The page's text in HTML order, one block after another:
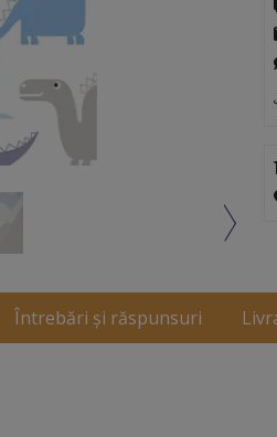
Întrebări și răspunsuri